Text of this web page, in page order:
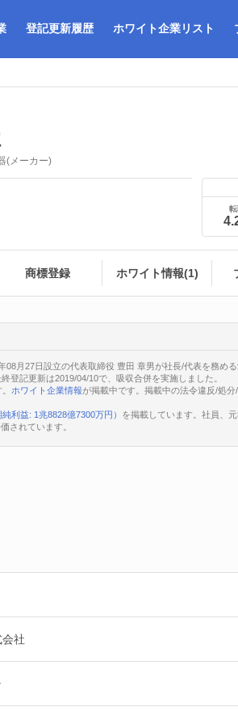
登記更新履歴 ホワイト企業リスト
(メーカー)
商標登録 ホワイト情報(1)
08月27日設立の代表取締役 豊田 章男が社長/代表を務め
登記更新は2019/04/10で、吸収合併を実施しました。
ホワイト企業情報が掲載中です。掲載中の法令違反/処
利益: 1兆8828億7300万円） を掲載しています。社員、
されています。
会社